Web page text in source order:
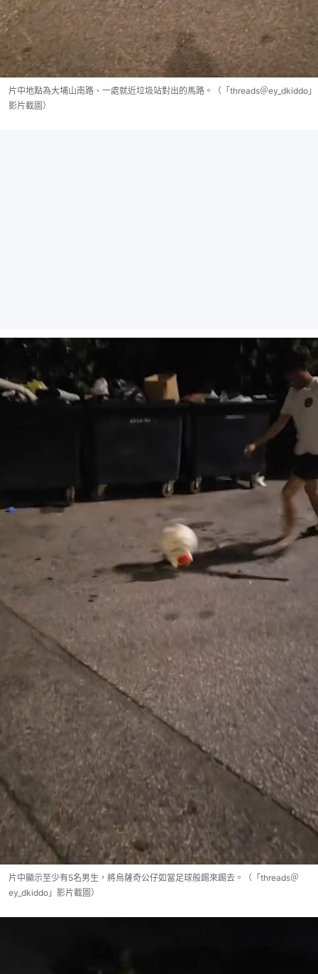
片中地點為大埔山南路、一處就近垃圾站對出的馬路。（「threads＠ey_dkiddo」
影片截圖）
片中顯示至少有5名男生，將烏薩奇公仔如當足球般踢來踢去。（「threads＠
ey_dkiddo」影片截圖）